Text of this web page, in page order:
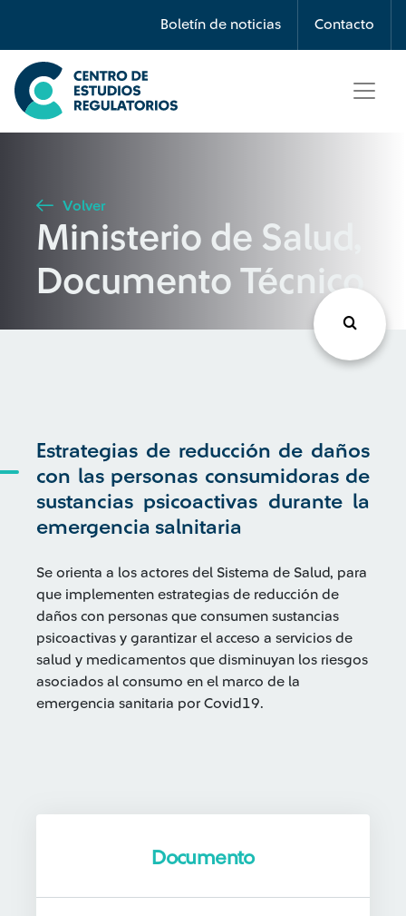
Boletín de noticias Contacto
Búsqueda
Seleccione país
Buscar
Volver
Ministerio de Salud,
Documento Técnico
Estrategias de reducción de daños
con las personas consumidoras de
sustancias psicoactivas durante la
emergencia salnitaria
Se orienta a los actores del Sistema de Salud, para
que implementen estrategias de reducción de
daños con personas que consumen sustancias
psicoactivas y garantizar el acceso a servicios de
salud y medicamentos que disminuyan los riesgos
asociados al consumo en el marco de la
emergencia sanitaria por Covid19.
Documento